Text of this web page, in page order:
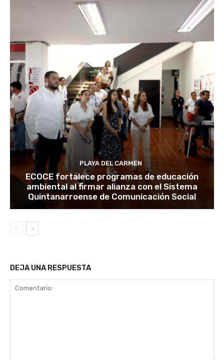
PLAYA DEL CARMEN
ECOCE fortalece programas de educación
ambiental al firmar alianza con el Sistema
Quintanarroense de Comunicación Social
DEJA UNA RESPUESTA